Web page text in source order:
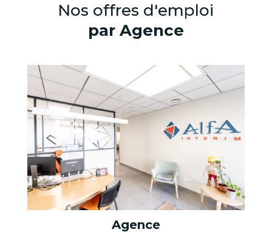
Nos offres d'emploi
par Agence
Agence